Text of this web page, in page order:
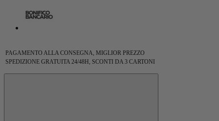
PAGAMENTO ALLA CONSEGNA, MIGLIOR PREZZO
SPEDIZIONE GRATUITA 24/48H, SCONTI DA 3 CARTONI